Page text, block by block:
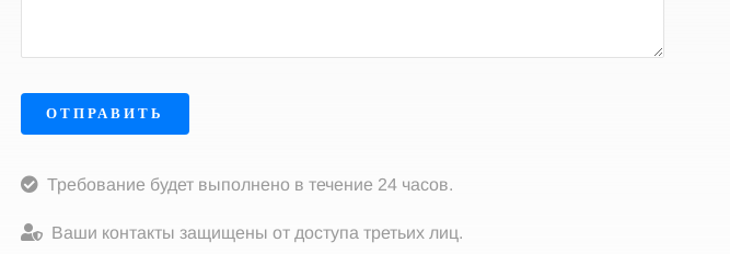
ОТПРАВИТЬ
Требование будет выполнено в течение 24 часов.
Ваши контакты защищены от доступа третьих лиц.